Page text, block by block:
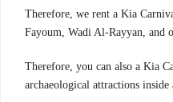
Therefore, we rent a Kia
Fayoum, Wadi Al-Rayyan, and
Therefore, you can also a Kia
archaeological attractions inside